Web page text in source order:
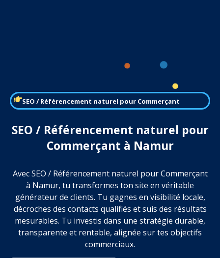
SEO / Référencement naturel pour Commerçant
SEO / Référencement naturel pour
Commerçant à Namur
Avec SEO / Référencement naturel pour Commerçant
à Namur, tu transformes ton site en véritable
générateur de clients. Tu gagnes en visibilité locale,
décroches des contacts qualifiés et suis des résultats
mesurables. Tu investis dans une stratégie durable,
transparente et rentable, alignée sur tes objectifs
commerciaux.